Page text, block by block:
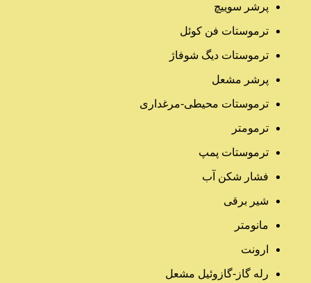
پرشر سوییچ
ترموستات فن کوئل
ترموستات دیگ شوفاژ
پرشر مشعل
ترموستات محیطی-مرغداری
ترمومتر
ترموستات پمپ
فشار شکن آب
شیر برقی
مانومتر
ارونت
رله گاز-گازوئیل مشعل